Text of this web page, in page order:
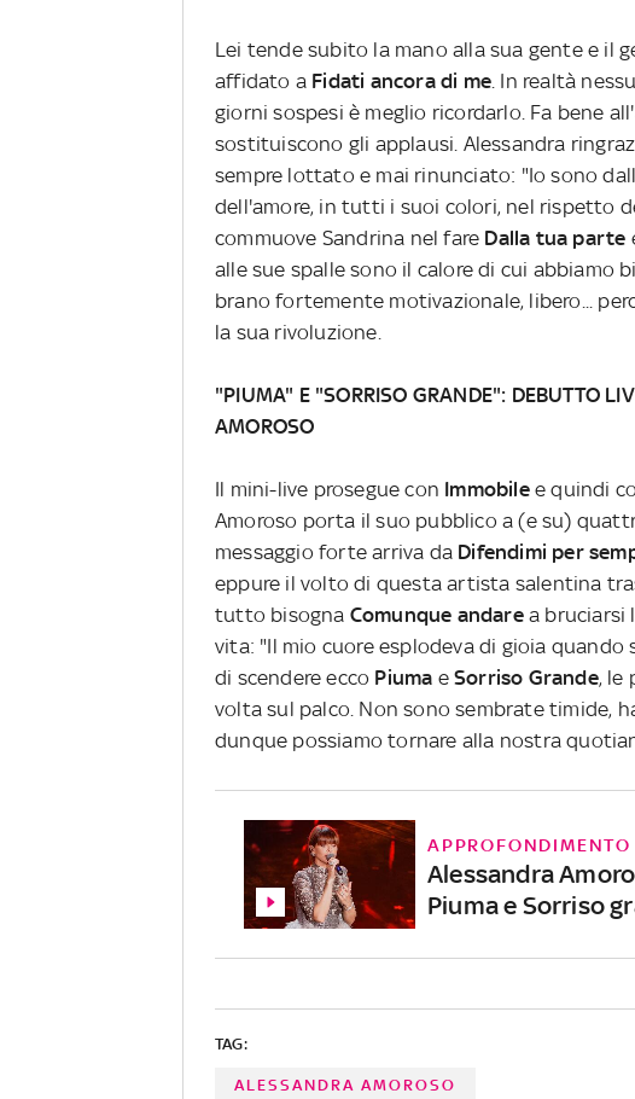
Lei tende subito la mano alla sua gente e il
affidato a Fidati ancora di me . In realtà
giorni sospesi è meglio ricordarlo. Fa bene
sostituiscono gli applausi. Alessandra
sempre lottato e mai rinunciato: "Io sono
dell'amore, in tutti i suoi colori, nel rispetto
commuove Sandrina nel fare Dalla tua parte
alle sue spalle sono il calore di cui abbiamo
brano fortemente motivazionale, libero...
la sua rivoluzione.
"PIUMA" E "SORRISO GRANDE": DEBUTTO
AMOROSO
Il mini-live prosegue con Immobilee quindi
Amoroso porta il suo pubblico a (e su)
messaggio forte arriva da Difendimi per
eppure il volto di questa artista salentina
tutto bisogna Comunque andarea bruciarsi
vita: "Il mio cuore esplodeva di gioia
di scendere ecco Piuma eSorriso Grande, le
volta sul palco. Non sono sembrate timide,
dunque possiamo tornare alla nostra
APPROFONDIMENTO
Alessandra
Piuma e Sorriso
TAG:
ALESSANDRA AMOROSO